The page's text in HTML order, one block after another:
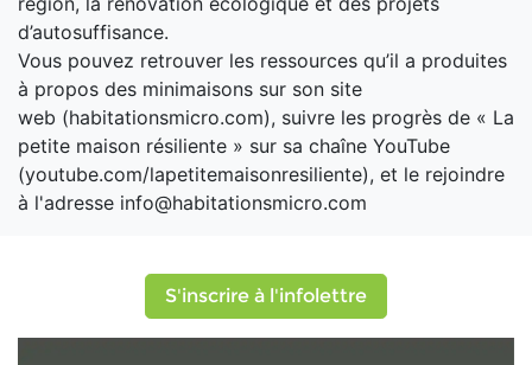
d’autosuffisance.
Vous pouvez retrouver les ressources qu’il a produites
à propos des minimaisons sur son site
web (habitationsmicro.com), suivre les progrès de « La
petite maison résiliente » sur sa chaîne YouTube
(youtube.com/lapetitemaisonresiliente), et le rejoindre
à l'adresse info@habitationsmicro.com
S'inscrire à l'infolettre